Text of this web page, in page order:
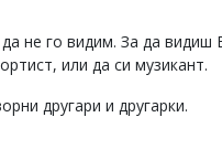
не го видим. За да
или да си музикант.
другари и другарки.